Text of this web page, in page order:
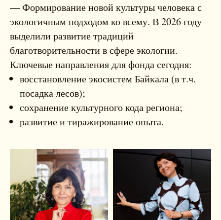
— Формирование новой культуры человека с
экологичным подходом ко всему. В 2026 году
выделили развитие традиций
благотворительности в сфере экологии.
Ключевые направления для фонда сегодня:
восстановление экосистем Байкала (в т.ч.
посадка лесов);
сохранение культурного кода региона;
развитие и тиражирование опыта.